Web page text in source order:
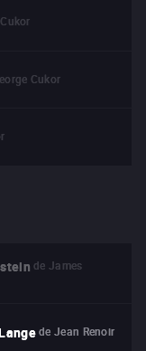
Cukor
de James
de Jean Renoir